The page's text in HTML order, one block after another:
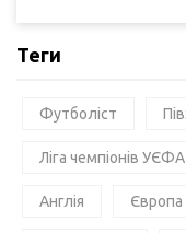
Теги
Футболіст
Ліга чемпіонів УЄФА
Англія Європа